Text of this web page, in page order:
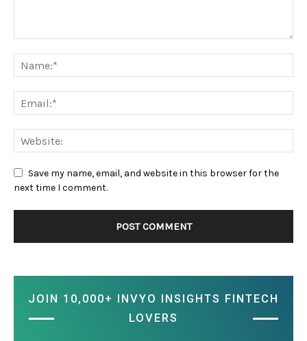
Save my name, email, and website in this browser for the
next time I comment.
JOIN 10,000+ INVYO INSIGHTS FINTECH
LOVERS